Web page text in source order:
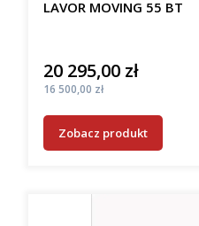
LAVOR MOVING 55 BT
Cena
20 295,00 zł
Cena
16 500,00 zł
Zobacz produkt